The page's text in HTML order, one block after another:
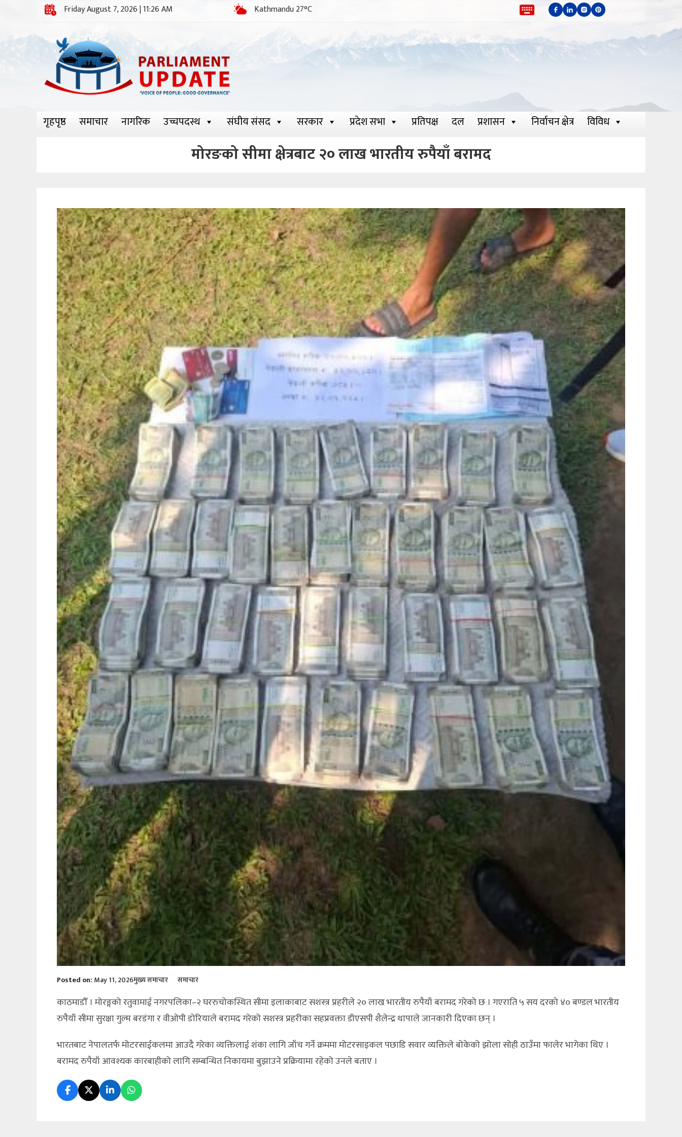
Friday August 7, 2026 | 11:26 AM Kathmandu 27°C
गृहपृष्ठ समाचार नागरिक उच्चपदस्थ संघीय संसद सरकार प्रदेश सभा प्रतिपक्ष दल प्रशासन निर्वाचन क्षेत्र विविध
मोरङको सीमा क्षेत्रबाट २० लाख भारतीय रुपैयाँ बरामद
Posted on: May 11, 2026मुख्य समाचार समाचार
काठमाडौँ । मोरङ्गको रतुवामाई नगरपलिका–२ घररुचोकस्थित सीमा इलाकाबाट सशस्त्र प्रहरीले २० लाख भारतीय रुपैयाँ बरामद गरेको छ । गएराति ५ सय दरको ४० बण्डल भारतीय
रुपैयाँ सीमा सुरक्षा गुल्म बरडंगा र वीओपी डोरियाले बरामद गरेको सशस्त्र प्रहरीका सहप्रवक्ता डीएसपी शैलेन्द्र थापाले जानकारी दिएका छन् ।
भारतबाट नेपालतर्फ मोटरसाईकलमा आउदै गरेका व्यक्तिलाई शंका लागि जाँच गर्ने क्रममा मोटरसाइकल पछाडि सवार व्यक्तिले बोकेको झोला सोही ठाउँमा फालेर भागेका थिए ।
बरामद रुपैयाँ आवश्यक कारबाहीको लागि सम्बन्धित निकायमा बुझाउने प्रक्रियामा रहेको उनले बताए ।